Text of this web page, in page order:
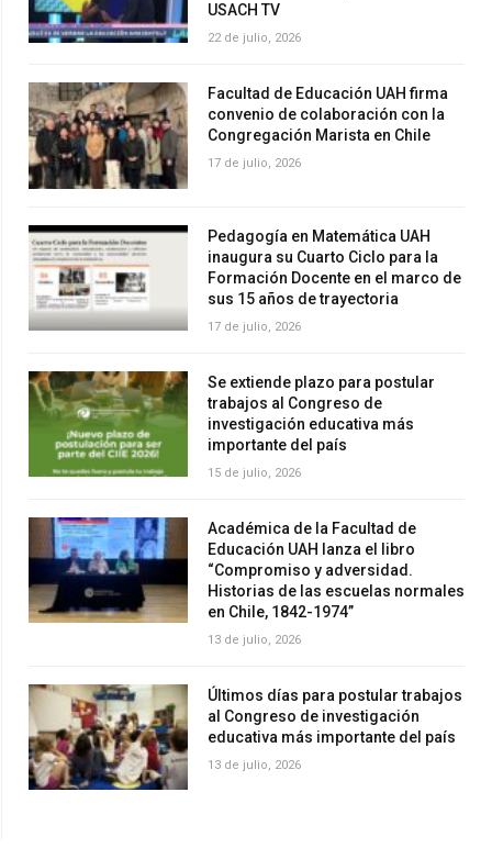
USACH TV
22 de julio, 2026
Facultad de Educación UAH firma
convenio de colaboración con la
Congregación Marista en Chile
17 de julio, 2026
Pedagogía en Matemática UAH
inaugura su Cuarto Ciclo para la
Formación Docente en el marco de
sus 15 años de trayectoria
17 de julio, 2026
Se extiende plazo para postular
trabajos al Congreso de
investigación educativa más
importante del país
15 de julio, 2026
Académica de la Facultad de
Educación UAH lanza el libro
“Compromiso y adversidad.
Historias de las escuelas normales
en Chile, 1842-1974”
13 de julio, 2026
Últimos días para postular trabajos
al Congreso de investigación
educativa más importante del país
13 de julio, 2026